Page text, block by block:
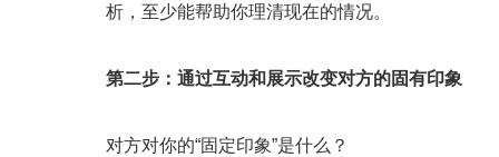
析，至少能帮助你理清现在的情况。
第二步：通过互动和展示改变对方的固有印象
对方对你的“固定印象”是什么？